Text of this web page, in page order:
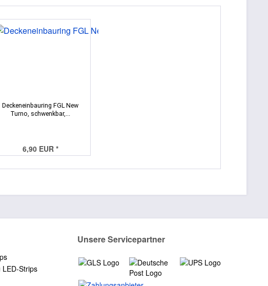
Deckeneinbauring FGL New
Turno, schwenkbar,...
6,90 EUR *
LED-Strips
Unsere Servicepartner